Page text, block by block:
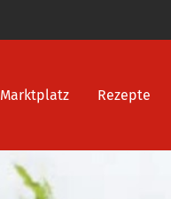
Marktplatz Rezepte